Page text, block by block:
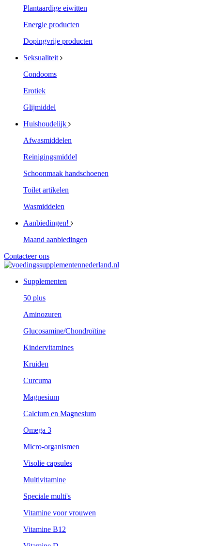
Plantaardige eiwitten
Energie producten
Dopingvrije producten
Seksualiteit
Condooms
Erotiek
Glijmiddel
Huishoudelijk
Afwasmiddelen
Reinigingsmiddel
Schoonmaak handschoenen
Toilet artikelen
Wasmiddelen
Aanbiedingen!
Maand aanbiedingen
Contacteer ons
Supplementen
50 plus
Aminozuren
Glucosamine/Chondroïtine
Kindervitamines
Kruiden
Curcuma
Magnesium
Calcium en Magnesium
Omega 3
Micro-organismen
Visolie capsules
Multivitamine
Speciale multi's
Vitamine voor vrouwen
Vitamine B12